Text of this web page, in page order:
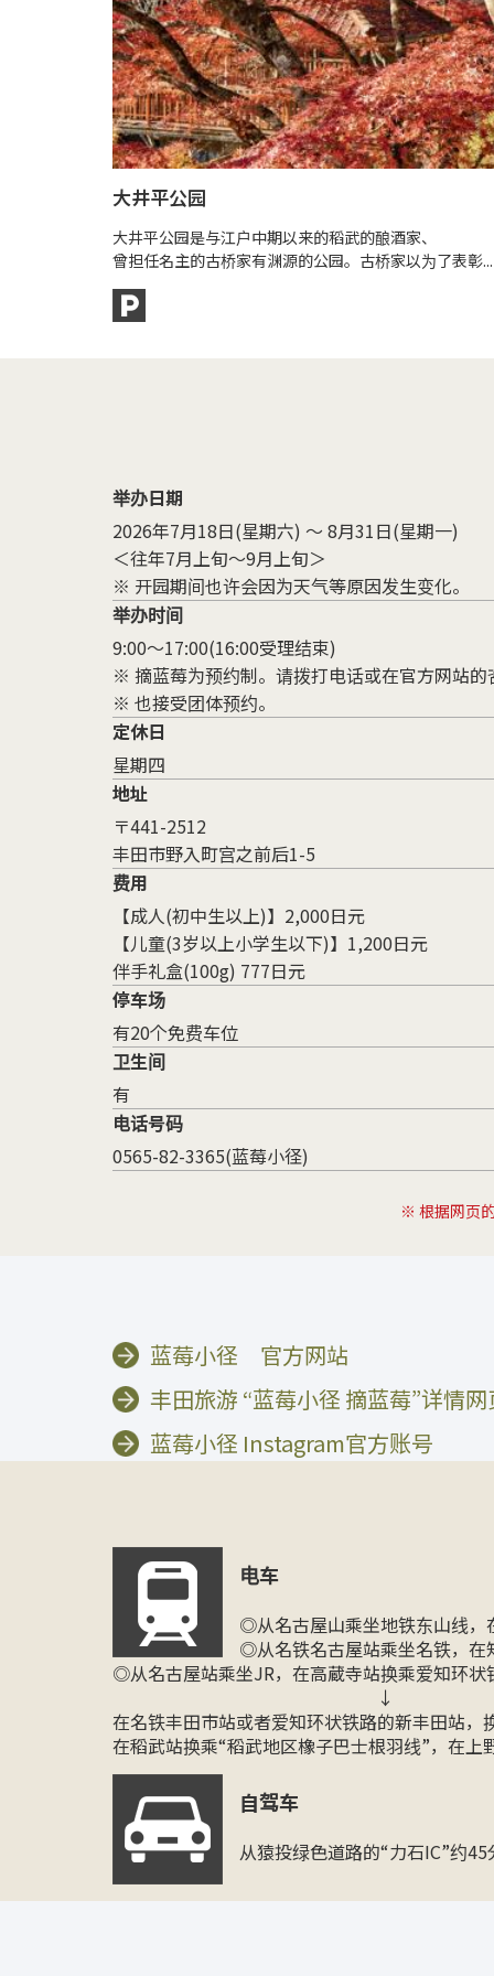
大井平公园
大井平公园是与江户中期以来的稻武的酿酒家、
曾担任名主的古桥家有渊源的公园。古桥家以为了表彰...
举办日期
2026年7月18日(星期六) ～ 8月31日(星期一)
＜往年7月上旬～9月上旬＞
※ 开园期间也许会因为天气等原因发生变化。
举办时间
9:00～17:00(16:00受理结束)
※ 摘蓝莓为预约制。请拨打电话或在官方网站的
※ 也接受团体预约。
定休日
星期四
地址
〒441-2512
丰田市野入町宫之前后1-5
费用
【成人(初中生以上)】2,000日元
【儿童(3岁以上小学生以下)】1,200日元
伴手礼盒(100g) 777日元
停车场
有20个免费车位
卫生间
有
电话号码
0565-82-3365(蓝莓小径)
※ 根据网页
蓝莓小径 官方网站
丰田旅游 “蓝莓小径 摘蓝莓”详情网
蓝莓小径 Instagram官方账号
电车
◎从名古屋山乘坐地铁东山线，
◎从名铁名古屋站乘坐名铁，在
◎从名古屋站乘坐JR，在高蔵寺站换乘爱知环状
↓
在名铁丰田市站或者爱知环状铁路的新丰田站，
在稻武站换乘“稻武地区橡子巴士根羽线”，在上
自驾车
从猿投绿色道路的“力石IC”约